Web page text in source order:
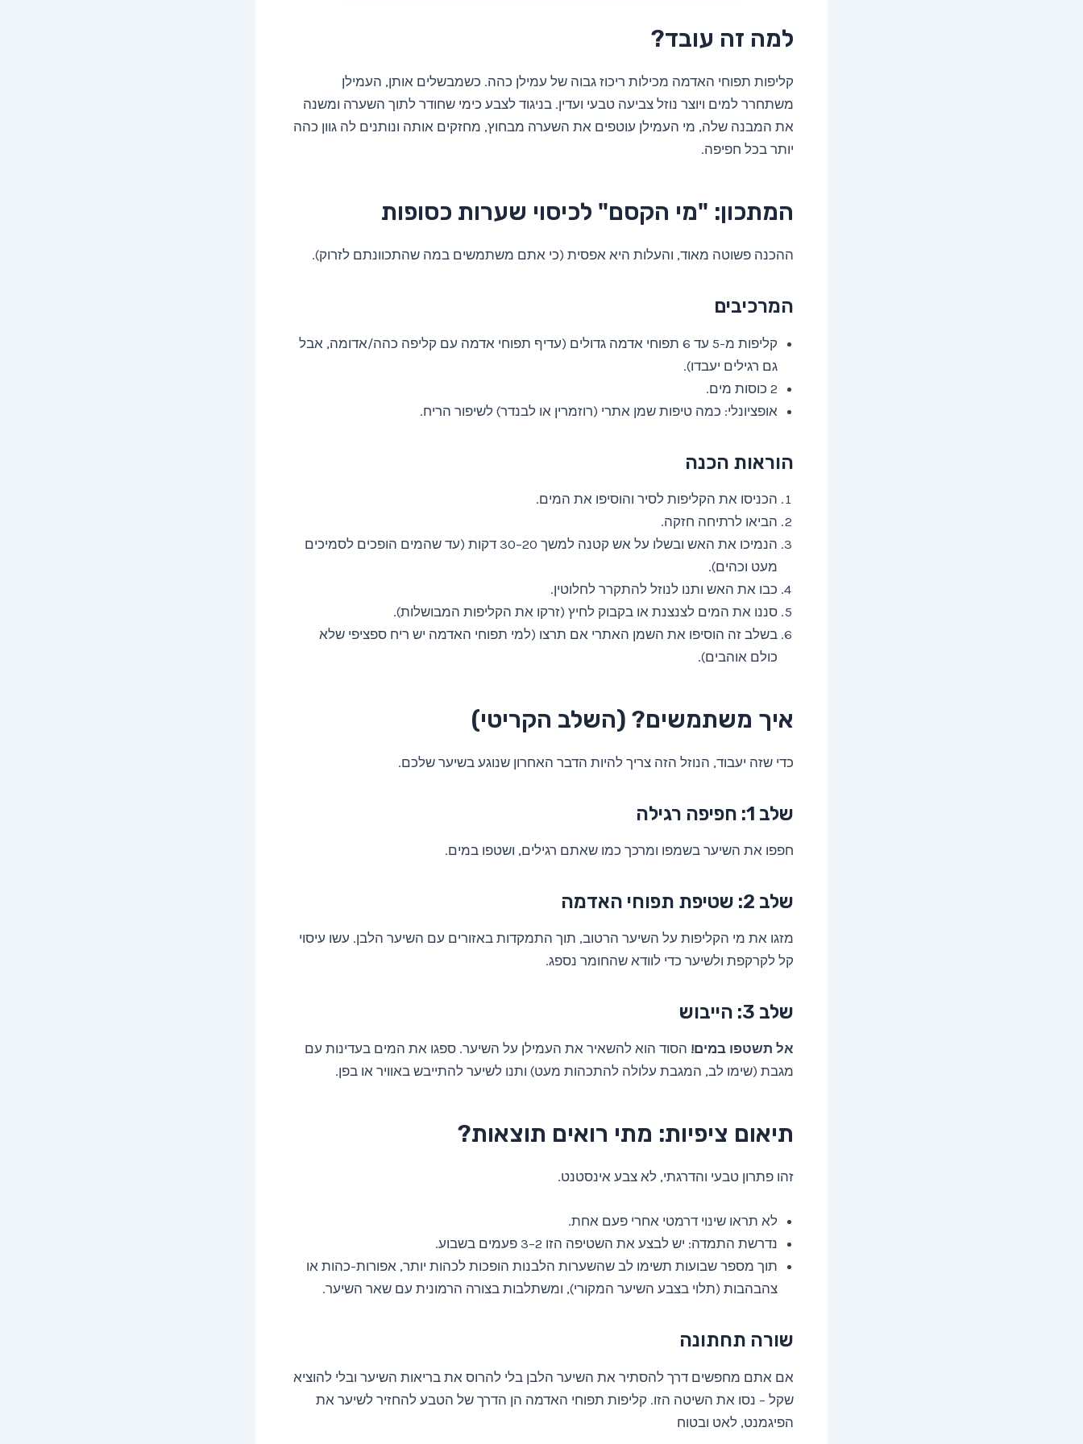
למה זה עובד?
קליפות תפוחי האדמה מכילות ריכוז גבוה של עמילן כהה. כשמבשלים אותן, העמילן
משתחרר למים ויוצר נוזל צביעה טבעי ועדין. בניגוד לצבע כימי שחודר לתוך השערה ומשנה
את המבנה שלה, מי העמילן עוטפים את השערה מבחוץ, מחזקים אותה ונותנים לה גוון כהה
יותר בכל חפיפה.
המתכון: "מי הקסם" לכיסוי שערות כסופות
ההכנה פשוטה מאוד, והעלות היא אפסית (כי אתם משתמשים במה שהתכוונתם לזרוק).
המרכיבים
קליפות מ-5 עד 6 תפוחי אדמה גדולים (עדיף תפוחי אדמה עם קליפה כהה/אדומה, אבל
גם רגילים יעבדו).
2 כוסות מים.
אופציונלי: כמה טיפות שמן אתרי (רוזמרין או לבנדר) לשיפור הריח.
הוראות הכנה
הכניסו את הקליפות לסיר והוסיפו את המים.
הביאו לרתיחה חזקה.
הנמיכו את האש ובשלו על אש קטנה למשך 20–30 דקות (עד שהמים הופכים לסמיכים
מעט וכהים).
כבו את האש ותנו לנוזל להתקרר לחלוטין.
סננו את המים לצנצנת או בקבוק לחיץ (זרקו את הקליפות המבושלות).
בשלב זה הוסיפו את השמן האתרי אם תרצו (למי תפוחי האדמה יש ריח ספציפי שלא
כולם אוהבים).
איך משתמשים? (השלב הקריטי)
כדי שזה יעבוד, הנוזל הזה צריך להיות הדבר האחרון שנוגע בשיער שלכם.
שלב 1: חפיפה רגילה
חפפו את השיער בשמפו ומרכך כמו שאתם רגילים, ושטפו במים.
שלב 2: שטיפת תפוחי האדמה
מזגו את מי הקליפות על השיער הרטוב, תוך התמקדות באזורים עם השיער הלבן. עשו עיסוי
קל לקרקפת ולשיער כדי לוודא שהחומר נספג.
שלב 3: הייבוש
אל תשטפו במים! הסוד הוא להשאיר את העמילן על השיער. ספגו את המים בעדינות עם
מגבת (שימו לב, המגבת עלולה להתכהות מעט) ותנו לשיער להתייבש באוויר או בפן.
תיאום ציפיות: מתי רואים תוצאות?
זהו פתרון טבעי והדרגתי, לא צבע אינסטנט.
לא תראו שינוי דרמטי אחרי פעם אחת.
נדרשת התמדה: יש לבצע את השטיפה הזו 2–3 פעמים בשבוע.
תוך מספר שבועות תשימו לב שהשערות הלבנות הופכות לכהות יותר, אפורות-כהות או
צהבהבות (תלוי בצבע השיער המקורי), ומשתלבות בצורה הרמונית עם שאר השיער.
שורה תחתונה
אם אתם מחפשים דרך להסתיר את השיער הלבן בלי להרוס את בריאות השיער ובלי להוציא
שקל – נסו את השיטה הזו. קליפות תפוחי האדמה הן הדרך של הטבע להחזיר לשיער את
הפיגמנט, לאט ובטוח